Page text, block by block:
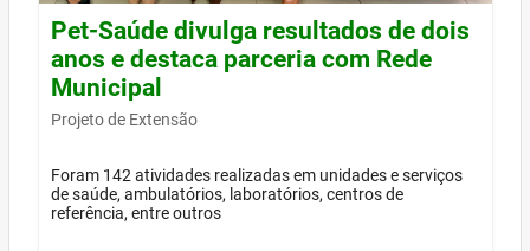
Pet-Saúde divulga resultados de dois
anos e destaca parceria com Rede
Municipal
Projeto de Extensão
Foram 142 atividades realizadas em unidades e serviços
de saúde, ambulatórios, laboratórios, centros de
referência, entre outros